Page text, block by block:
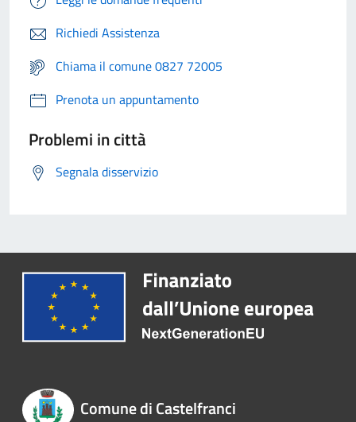
Richiedi Assistenza
Chiama il comune 0827 72005
Prenota un appuntamento
Problemi in città
Segnala disservizio
Comune di Castelfranci